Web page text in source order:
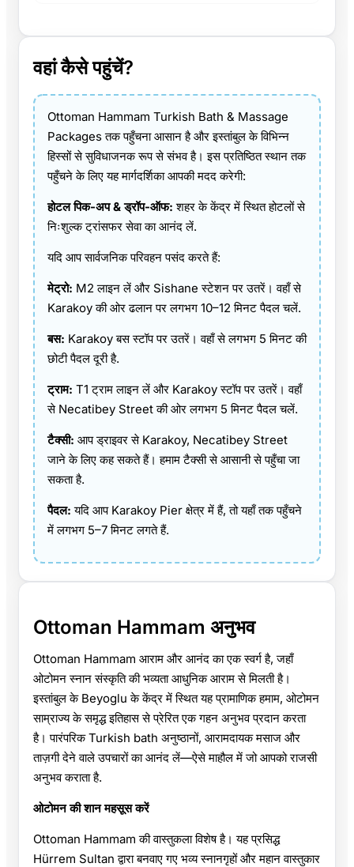
वहां कैसे पहुंचें?
Ottoman Hammam Turkish Bath & Massage
Packages तक पहुँचना आसान है और इस्तांबुल के विभिन्न
हिस्सों से सुविधाजनक रूप से संभव है। इस प्रतिष्ठित स्थान तक
पहुँचने के लिए यह मार्गदर्शिका आपकी मदद करेगी:
होटल पिक-अप & ड्रॉप-ऑफ: शहर के केंद्र में स्थित होटलों से
निःशुल्क ट्रांसफर सेवा का आनंद लें.
यदि आप सार्वजनिक परिवहन पसंद करते हैं:
मेट्रो: M2 लाइन लें और Sishane स्टेशन पर उतरें। वहाँ से
Karakoy की ओर ढलान पर लगभग 10–12 मिनट पैदल चलें.
बस: Karakoy बस स्टॉप पर उतरें। वहाँ से लगभग 5 मिनट की
छोटी पैदल दूरी है.
ट्राम: T1 ट्राम लाइन लें और Karakoy स्टॉप पर उतरें। वहाँ
से Necatibey Street की ओर लगभग 5 मिनट पैदल चलें.
टैक्सी: आप ड्राइवर से Karakoy, Necatibey Street
जाने के लिए कह सकते हैं। हमाम टैक्सी से आसानी से पहुँचा जा
सकता है.
पैदल: यदि आप Karakoy Pier क्षेत्र में हैं, तो यहाँ तक पहुँचने
में लगभग 5–7 मिनट लगते हैं.
Ottoman Hammam अनुभव
Ottoman Hammam आराम और आनंद का एक स्वर्ग है, जहाँ
ओटोमन स्नान संस्कृति की भव्यता आधुनिक आराम से मिलती है।
इस्तांबुल के Beyoglu के केंद्र में स्थित यह प्रामाणिक हमाम, ओटोमन
साम्राज्य के समृद्ध इतिहास से प्रेरित एक गहन अनुभव प्रदान करता
है। पारंपरिक Turkish bath अनुष्ठानों, आरामदायक मसाज और
ताज़गी देने वाले उपचारों का आनंद लें—ऐसे माहौल में जो आपको राजसी
अनुभव कराता है.
ओटोमन की शान महसूस करें
Ottoman Hammam की वास्तुकला विशेष है। यह प्रसिद्ध
Hürrem Sultan द्वारा बनवाए गए भव्य स्नानगृहों और महान वास्तुकार